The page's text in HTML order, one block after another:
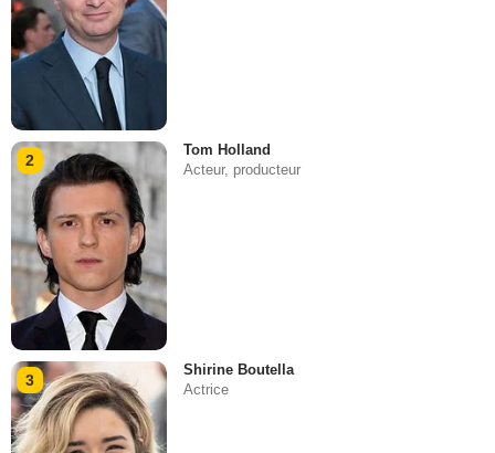
2
Tom Holland
Acteur, producteur
3
Shirine Boutella
Actrice